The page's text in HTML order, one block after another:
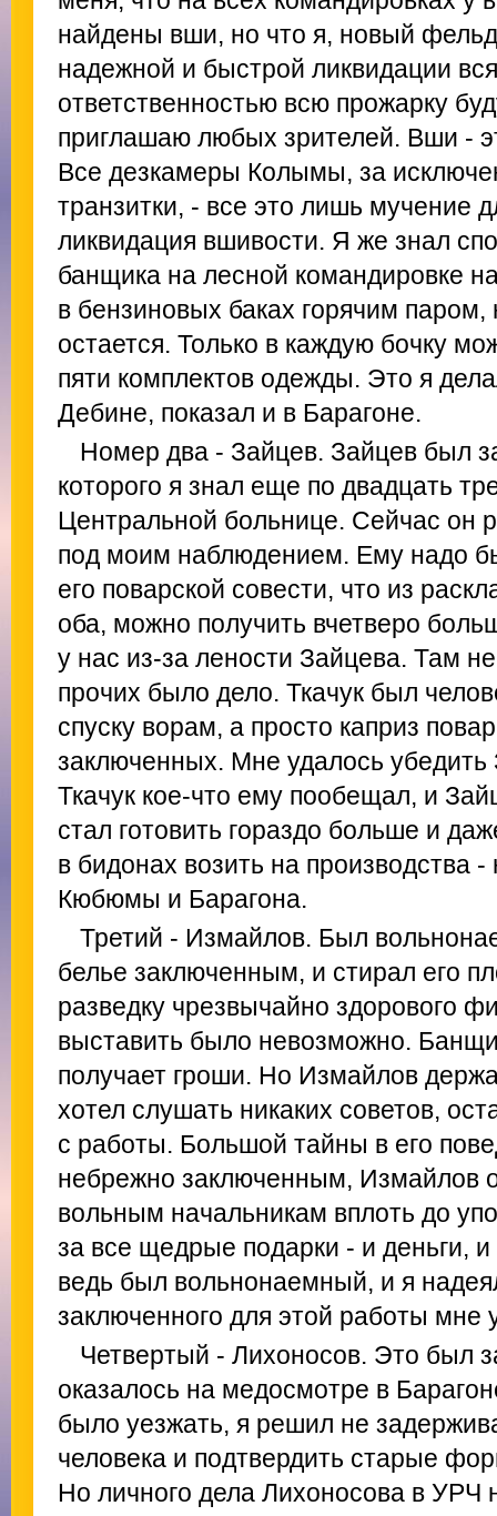
найдены вши, но что я, новый
надежной и быстрой ликвидации
ответственностью всю прожарку
приглашаю любых зрителей. Вши -
Все дезкамеры Колымы, за
транзитки, - все это лишь мучение
ликвидация вшивости. Я же знал
банщика на лесной командировке
в бензиновых баках горячим
остается. Только в каждую бочку
пяти комплектов одежды. Это я
Дебине, показал и в Барагоне.
Номер два - Зайцев. Зайцев был
которого я знал еще по двадцать
Центральной больнице. Сейчас он
под моим наблюдением. Ему надо
его поварской совести, что из
оба, можно получить вчетверо
у нас из-за лености Зайцева. Там
прочих было дело. Ткачук был
спуску ворам, а просто каприз
заключенных. Мне удалось убедить
Ткачук кое-что ему пообещал, и
стал готовить гораздо больше и
в бидонах возить на производства
Кюбюмы и Барагона.
Третий - Измайлов. Был
белье заключенным, и стирал его
разведку чрезвычайно здорового
выставить было невозможно.
получает гроши. Но Измайлов
хотел слушать никаких советов,
с работы. Большой тайны в его
небрежно заключенным, Измайлов
вольным начальникам вплоть до
за все щедрые подарки - и деньги,
ведь был вольнонаемный, и я
заключенного для этой работы мне
Четвертый - Лихоносов. Это был
оказалось на медосмотре в
было уезжать, я решил не
человека и подтвердить старые
Но личного дела Лихоносова в УРЧ